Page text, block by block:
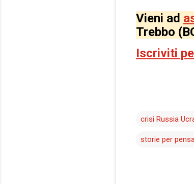
Vieni ad
Trebbo
Iscriviti
crisi Russia
storie per